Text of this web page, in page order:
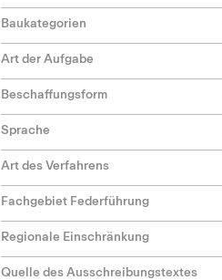
Baukategorien
Art der Aufgabe
Beschaffungsform
Sprache
Art des Verfahrens
Fachgebiet Federführung
Regionale Einschränkung
Quelle des Ausschreibungstextes